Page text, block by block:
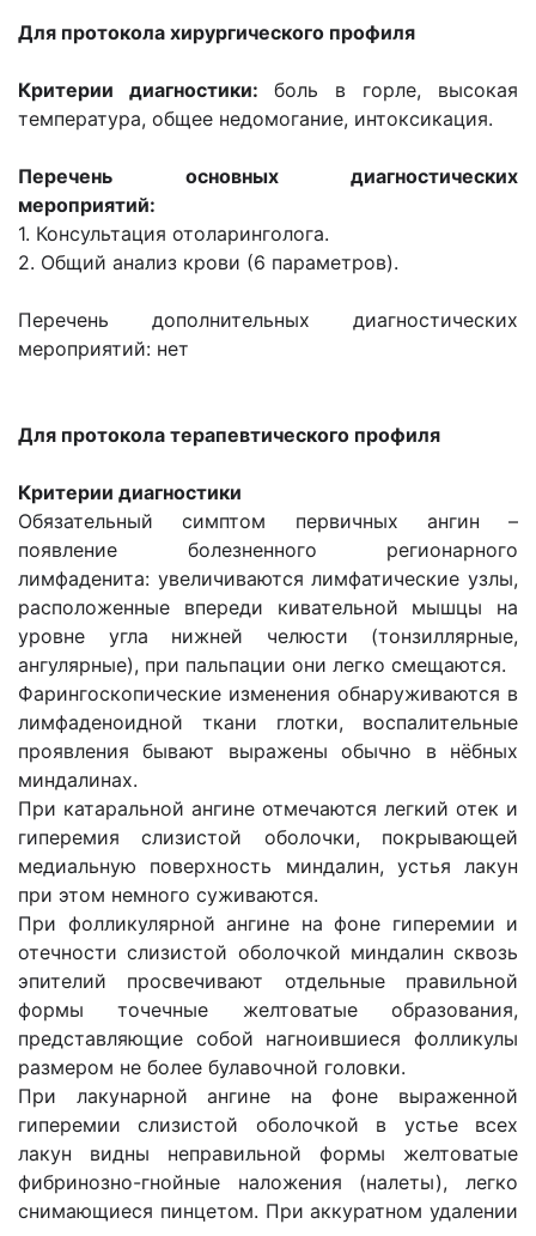
Для протокола хирургического профиля
Критерии диагностики: боль в горле, высокая
температура, общее недомогание, интоксикация.
Перечень основных диагностических
мероприятий:
1. Консультация отоларинголога.
2. Общий анализ крови (6 параметров).
Перечень дополнительных диагностических
мероприятий: нет
Для протокола терапевтического профиля
Критерии диагностики
Обязательный симптом первичных ангин –
появление болезненного регионарного
лимфаденита: увеличиваются лимфатические узлы,
расположенные впереди кивательной мышцы на
уровне угла нижней челюсти (тонзиллярные,
ангулярные), при пальпации они легко смещаются.
Фарингоскопические изменения обнаруживаются в
лимфаденоидной ткани глотки, воспалительные
проявления бывают выражены обычно в нёбных
миндалинах.
При катаральной ангине отмечаются легкий отек и
гиперемия слизистой оболочки, покрывающей
медиальную поверхность миндалин, устья лакун
при этом немного суживаются.
При фолликулярной ангине на фоне гиперемии и
отечности слизистой оболочкой миндалин сквозь
эпителий просвечивают отдельные правильной
формы точечные желтоватые образования,
представляющие собой нагноившиеся фолликулы
размером не более булавочной головки.
При лакунарной ангине на фоне выраженной
гиперемии слизистой оболочкой в устье всех
лакун видны неправильной формы желтоватые
фибринозно-гнойные наложения (налеты), легко
снимающиеся пинцетом. При аккуратном удалении